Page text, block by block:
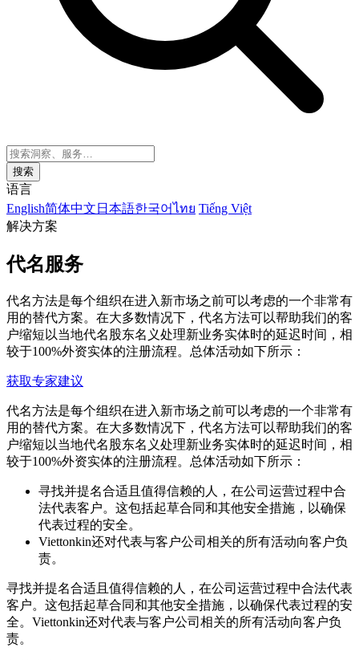
搜索
语言
English简体中文 日本語한국어ไทย Tiếng Việt
解决方案
代名服务
代名方法是每个组织在进入新市场之前可以考虑的一个非常有
用的替代方案。在大多数情况下，代名方法可以帮助我们的客
户缩短以当地代名股东名义处理新业务实体时的延迟时间，相
较于100%外资实体的注册流程。总体活动如下所示：
获取专家建议
代名方法是每个组织在进入新市场之前可以考虑的一个非常有
用的替代方案。在大多数情况下，代名方法可以帮助我们的客
户缩短以当地代名股东名义处理新业务实体时的延迟时间，相
较于100%外资实体的注册流程。总体活动如下所示：
寻找并提名合适且值得信赖的人，在公司运营过程中合
法代表客户。这包括起草合同和其他安全措施，以确保
代表过程的安全。
Viettonkin还对代表与客户公司相关的所有活动向客户负
责。
寻找并提名合适且值得信赖的人，在公司运营过程中合法代表
客户。这包括起草合同和其他安全措施，以确保代表过程的安
全。Viettonkin还对代表与客户公司相关的所有活动向客户负
责。